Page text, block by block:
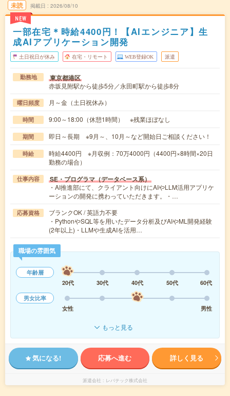
未読
NEW
掲載日 2026/08/10
一部在宅＊時給4400円！【AIエンジニア】生
成AIアプリケーション開発
土日祝日が休み 在宅・リモート WEB登録OK 派遣
勤務地 東京都港区
赤坂見附駅から徒歩5分／永田町駅から徒歩8分
曜日頻度 月～金（土日祝休み）
時間 9:00～18:00（休憩1時間） ※残業ほぼなし
期間 即日～長期 ※9月～、10月～など開始日ご相談ください！
時給
時給4400円 ※月収例：70万4000円（4400円×8時間×20日
勤務の場合）
仕事内容 SE・プログラマ（データベース系）
・AI推進部にて、クライアント向けにAIやLLM活用アプリケ
ーションの開発に携わっていただきます。・…
応募資格
ブランクOK / 英語力不要
・PythonやSQL等を用いたデータ分析及びAIやML開発経験
(2年以上)・LLMや生成AIを活用…
職場の雰囲気
年齢層
20代
30代 40代 50代
60代
男女比率
女性
男性
もっと見る
気になる! 応募へ進む 詳しく見る
派遣会社 レバテック株式会社